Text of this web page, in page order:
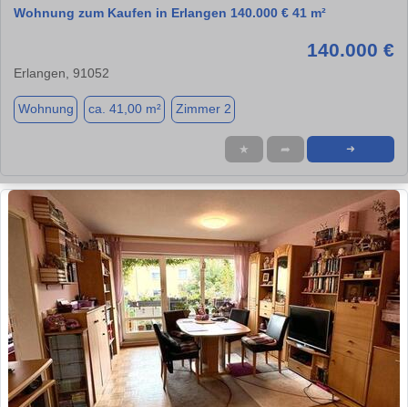
Wohnung zum Kaufen in Erlangen 140.000 € 41 m²
140.000 €
Erlangen, 91052
Wohnung ca. 41,00 m² Zimmer 2
★ ➦ ➜